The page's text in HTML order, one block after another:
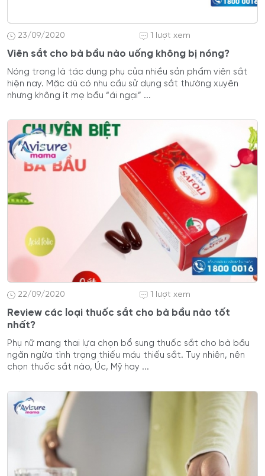
23/09/2020 1 lượt xem
Viên sắt cho bà bầu nào uống không bị nóng?
Nóng trong là tác dụng phụ của nhiều sản phẩm viên sắt
hiện nay. Mặc dù có nhu cầu sử dụng sắt thường xuyên
nhưng không ít mẹ bầu “ái ngại” ...
22/09/2020 1 lượt xem
Review các loại thuốc sắt cho bà bầu nào tốt
nhất?
Phụ nữ mang thai lựa chọn bổ sung thuốc sắt cho bà bầu
ngăn ngừa tình trạng thiếu máu thiếu sắt. Tuy nhiên, nên
chọn thuốc sắt nào, Úc, Mỹ hay ...